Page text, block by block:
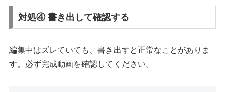
対処④ 書き出して確認する
編集中はズレていても、書き出すと正常なことがありま
す。必ず完成動画を確認してください。